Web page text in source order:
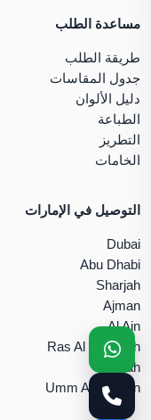
مساعدة الطلب
طريقة الطلب
جدول المقاسات
دليل الألوان
الطباعة
التطريز
الخامات
التوصيل في الإمارات
Dubai
Abu Dhabi
Sharjah
Ajman
Al Ain
Ras Al Khaimah
Fujairah
Umm Al Quwain